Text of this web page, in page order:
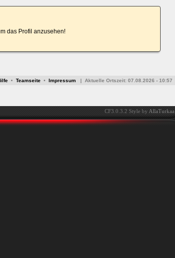
das Profil anzusehen!
• Teamseite • Impressum | Aktuelle Ortszeit: 07.08.2026 - 10:57
CF3.0.3.2 Style byAllaTurkaa